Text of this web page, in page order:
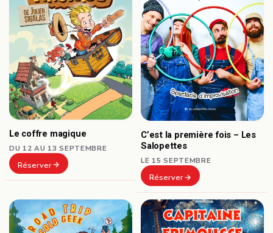
Le coffre magique
DU 12 AU 13 SEPTEMBRE
Réserver
C’est la première fois – Les
Salopettes
LE 15 SEPTEMBRE
Réserver